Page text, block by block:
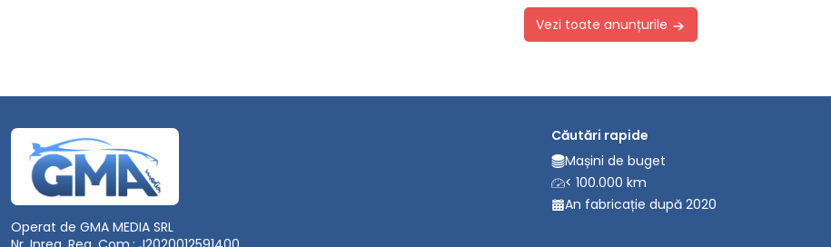
Vezi toate anunțurile
Operat de GMA MEDIA SRL
Căutări rapide
Mașini de buget
< 100.000 km
An fabricație după 2020